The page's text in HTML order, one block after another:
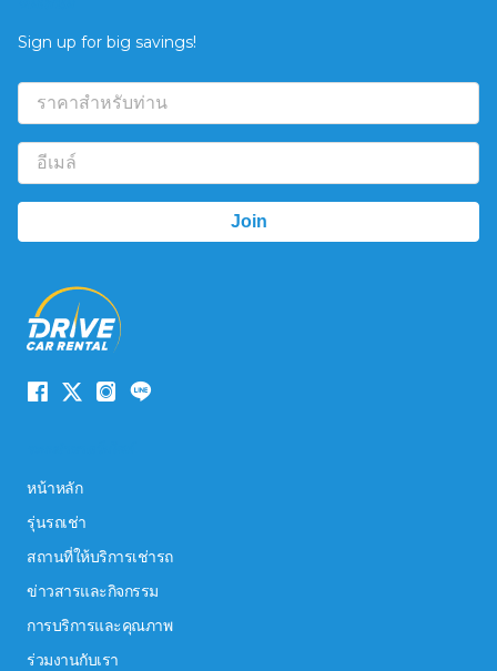
Sign up for big savings!
หน้าหลัก
รุ่นรถเช่า
สถานที่ให้บริการเช่ารถ
ข่าวสารและกิจกรรม
การบริการและคุณภาพ
ร่วมงานกับเรา